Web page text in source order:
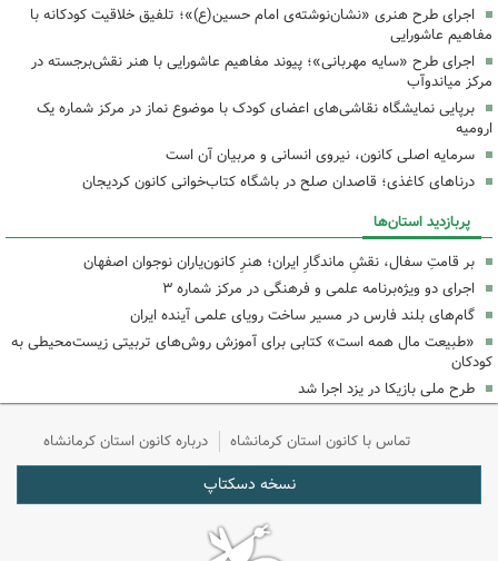
اجرای طرح هنری «نشان‌نوشته‌ی امام حسین(ع)»؛ تلفیق خلاقیت کودکانه با
مفاهیم عاشورایی
اجرای طرح «سایه مهربانی»؛ پیوند مفاهیم عاشورایی با هنر نقش‌برجسته در
مرکز میاندوآب
برپایی نمایشگاه نقاشی‌های اعضای کودک با موضوع نماز در مرکز شماره یک
ارومیه
سرمایه اصلی کانون، نیروی انسانی و مربیان آن است
درناهای کاغذی؛ قاصدان صلح در باشگاه کتاب‌خوانی کانون کردیجان
پربازدید استان‌ها
بر قامتِ سفال، نقشِ ماندگارِ ایران؛ هنرِ کانون‌یاران نوجوان اصفهان
اجرای دو ویژه‌برنامه علمی و فرهنگی در مرکز شماره ۳
گام‌های بلند فارس در مسیر ساخت رویای علمی آینده ایران
«طبیعت مال همه است» کتابی برای آموزش روش‌های تربیتی زیست‌محیطی به
کودکان
طرح ملی بازیکا در یزد اجرا شد
تماس با کانون استان کرمانشاه درباره کانون استان کرمانشاه
نسخه دسکتاپ